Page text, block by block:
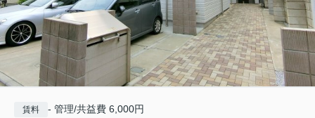
賃料 - 管理/共益費 6,000円